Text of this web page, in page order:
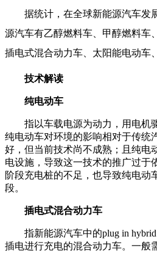
据统计，在全球新能源汽车发
源汽车有乙醇燃料车、甲醇燃料车
插电式混合动力车、太阳能电动车
技术解读
纯电动车
指以车载电源为动力，用电机
纯电动车对环境的影响相对于传统
好，但当前技术尚不成熟；且纯电
电设施，导致这一技术的推广过于
阶段充电桩的不足，也导致纯电动
段。
插电式混合动力车
指新能源汽车中的plug in
插电进行充电的混合动力车。一般